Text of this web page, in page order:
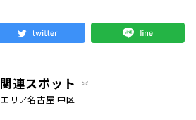
関連スポット
エリア名古屋 中区